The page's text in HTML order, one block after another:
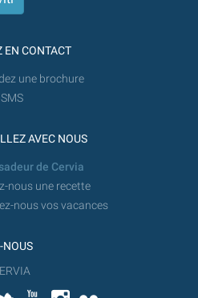
EN CONTACT
une brochure
AVEC NOUS
de Cervia
nous une recette
nous vos vacances
NOUS
TwitterYouTubeInstagram